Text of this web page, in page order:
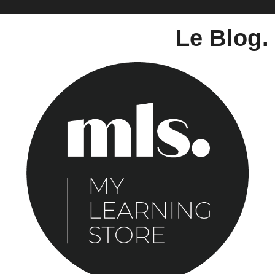
Le Blog.